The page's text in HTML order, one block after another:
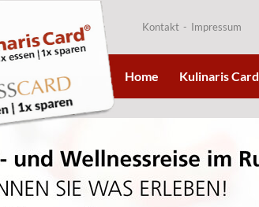
Kontakt Impressum
Home Kulinaris Card